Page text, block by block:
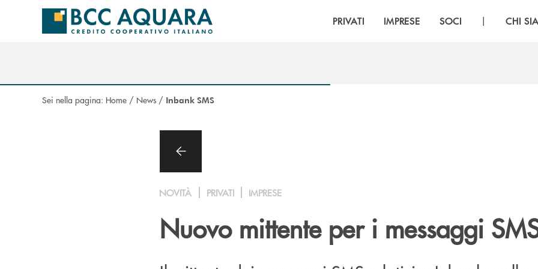
Salta al contenuto principale
PRIVATI IMPRESE SOCI | CHI
Sei nella pagina: Home / News / Inbank SMS
NOVITÀ PRIVATI IMPRESE
Nuovo mittente per i messaggi